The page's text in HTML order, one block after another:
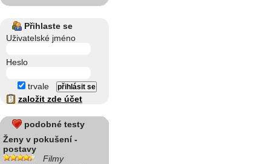
Přihlaste se
Uživatelské jméno
Heslo
trvale
založit zde účet
podobné testy
Ženy v pokušení -
postavy
Filmy